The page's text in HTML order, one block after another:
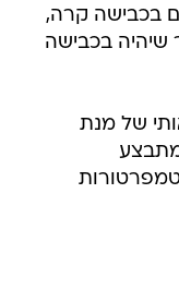
בכבישה קרה,
שיהיה בכבישה
של מנת
מתבצע